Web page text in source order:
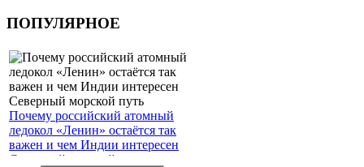
ПОПУЛЯРНОЕ
Почему российский атомный
ледокол «Ленин» остаётся так
важен и чем Индии интересен
Северный морской путь